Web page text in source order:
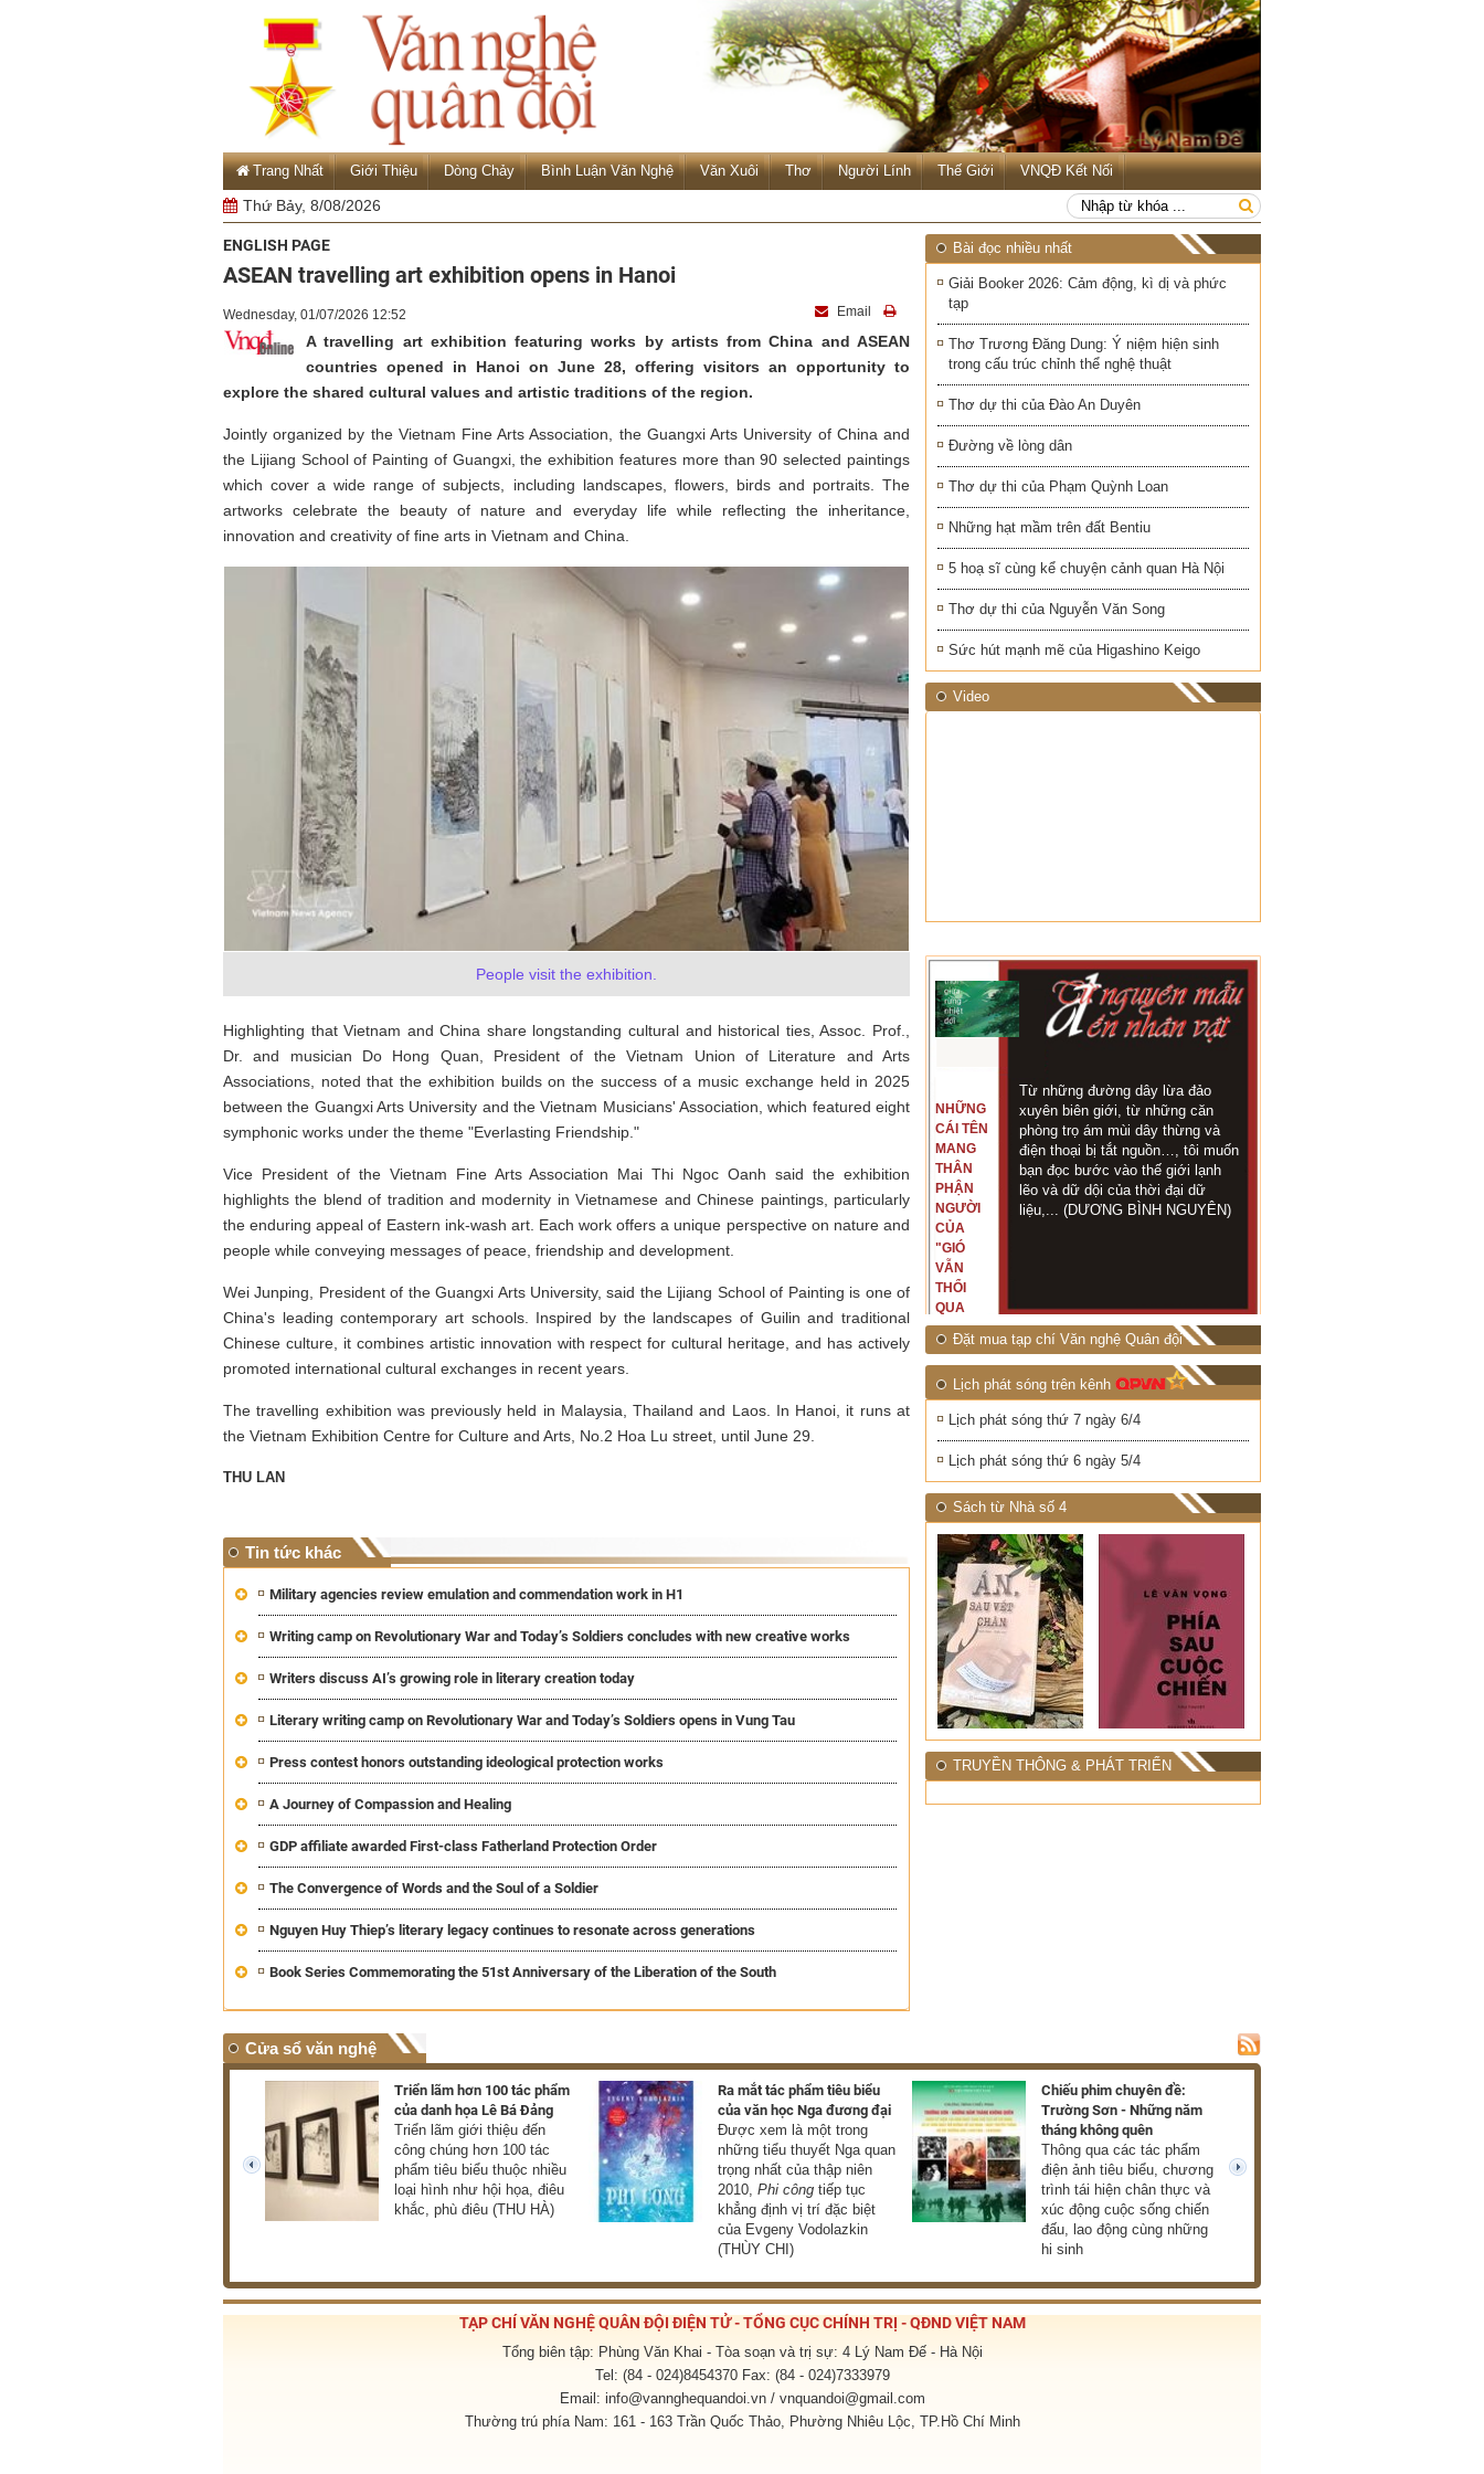
Trang Nhất Giới Thiệu Dòng Chảy Bình Luận Văn Nghệ Văn Xuôi Thơ Người Lính Thế Giới VNQĐ Kết Nối
Thứ Bảy, 8/08/2026
ENGLISH PAGE
ASEAN travelling art exhibition opens in Hanoi
Wednesday, 01/07/2026 12:52 Email
A travelling art exhibition featuring works by artists from China and ASEAN
countries opened in Hanoi on June 28, offering visitors an opportunity to
explore the shared cultural values and artistic traditions of the region.
Jointly organized by the Vietnam Fine Arts Association, the Guangxi Arts University of China and
the Lijiang School of Painting of Guangxi, the exhibition features more than 90 selected paintings
which cover a wide range of subjects, including landscapes, flowers, birds and portraits. The
artworks celebrate the beauty of nature and everyday life while reflecting the inheritance,
innovation and creativity of fine arts in Vietnam and China.
People visit the exhibition.
Highlighting that Vietnam and China share longstanding cultural and historical ties, Assoc. Prof.,
Dr. and musician Do Hong Quan, President of the Vietnam Union of Literature and Arts
Associations, noted that the exhibition builds on the success of a music exchange held in 2025
between the Guangxi Arts University and the Vietnam Musicians' Association, which featured eight
symphonic works under the theme "Everlasting Friendship."
Vice President of the Vietnam Fine Arts Association Mai Thi Ngoc Oanh said the exhibition
highlights the blend of tradition and modernity in Vietnamese and Chinese paintings, particularly
the enduring appeal of Eastern ink-wash art. Each work offers a unique perspective on nature and
people while conveying messages of peace, friendship and development.
Wei Junping, President of the Guangxi Arts University, said the Lijiang School of Painting is one of
China's leading contemporary art schools. Inspired by the landscapes of Guilin and traditional
Chinese culture, it combines artistic innovation with respect for cultural heritage, and has actively
promoted international cultural exchanges in recent years.
The travelling exhibition was previously held in Malaysia, Thailand and Laos. In Hanoi, it runs at
the Vietnam Exhibition Centre for Culture and Arts, No.2 Hoa Lu street, until June 29.
THU LAN
Tin tức khác
Military agencies review emulation and commendation work in H1
Writing camp on Revolutionary War and Today’s Soldiers concludes with new creative works
Writers discuss AI’s growing role in literary creation today
Literary writing camp on Revolutionary War and Today’s Soldiers opens in Vung Tau
Press contest honors outstanding ideological protection works
A Journey of Compassion and Healing
GDP affiliate awarded First-class Fatherland Protection Order
The Convergence of Words and the Soul of a Soldier
Nguyen Huy Thiep’s literary legacy continues to resonate across generations
Book Series Commemorating the 51st Anniversary of the Liberation of the South
Bài đọc nhiều nhất
Giải Booker 2026: Cảm động, kì dị và phức
tạp
Thơ Trương Đăng Dung: Ý niệm hiện sinh
trong cấu trúc chỉnh thể nghệ thuật
Thơ dự thi của Đào An Duyên
Đường về lòng dân
Thơ dự thi của Phạm Quỳnh Loan
Những hạt mầm trên đất Bentiu
5 hoạ sĩ cùng kể chuyện cảnh quan Hà Nội
Thơ dự thi của Nguyễn Văn Song
Sức hút mạnh mẽ của Higashino Keigo
Video
NHỮNG
NGƯỜI
NHỮNG
TÔI VIẾT
Tôi từng hình dung viết văn là
công việc của sự hư cấu, một
hành trình phác dựng thế giới từ
do tạo hình mọi thứ theo ý mình...
NGUYÊN
MẪU
LÀ
NGƯỜI
ĐÃ PHẤT
CAO CỜ
THÁNG
NĂM
1945
Là người đi dọc biên giới phía
Bắc, tôi có thế mạnh khi hình
ANH)
NHỮNG
CÁI TÊN
MANG
THÂN
PHẬN
NGƯỜI
CỦA
"GIÓ
VẪN
THỔI
QUA
RỪNG
NHIỆT
ĐỚI"
Từ những đường dây lừa đảo
xuyên biên giới, từ những căn
phòng trọ ám mùi dây thừng và
điện thoại bị tắt nguồn…, tôi muốn
bạn đọc bước vào thế giới lạnh
lẽo và dữ dội của thời đại dữ
liệu,... (DƯƠNG BÌNH NGUYÊN)
Đặt mua tạp chí Văn nghệ Quân đội
Lịch phát sóng trên kênh
Lịch phát sóng thứ 7 ngày 6/4
Lịch phát sóng thứ 6 ngày 5/4
Sách từ Nhà số 4
TRUYỀN THÔNG & PHÁT TRIỂN
Cửa sổ văn nghệ
Triển lãm hơn 100 tác phẩm
của danh họa Lê Bá Đảng
Triển lãm giới thiệu đến
công chúng hơn 100 tác
phẩm tiêu biểu thuộc nhiều
loại hình như hội họa, điêu
khắc, phù điêu (THU HÀ)
Ra mắt tác phẩm tiêu biểu
của văn học Nga đương đại
Được xem là một trong
những tiểu thuyết Nga quan
trọng nhất của thập niên
2010, Phi công tiếp tục
khẳng định vị trí đặc biệt
của Evgeny Vodolazkin
(THÙY CHI)
Chiếu phim chuyên đề:
Trường Sơn - Những năm
tháng không quên
Thông qua các tác phẩm
điện ảnh tiêu biểu, chương
trình tái hiện chân thực và
xúc động cuộc sống chiến
đấu, lao động cùng những
hi sinh
prev next
TẠP CHÍ VĂN NGHỆ QUÂN ĐỘI ĐIỆN TỬ - TỔNG CỤC CHÍNH TRỊ - QĐND VIỆT NAM
Tổng biên tập: Phùng Văn Khai - Tòa soạn và trị sự: 4 Lý Nam Đế - Hà Nội
Tel: (84 - 024)8454370 Fax: (84 - 024)7333979
Email: info@vannghequandoi.vn / vnquandoi@gmail.com
Thường trú phía Nam: 161 - 163 Trần Quốc Thảo, Phường Nhiêu Lộc, TP.Hồ Chí Minh